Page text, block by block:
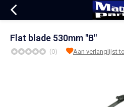
Flat blade 530mm "B"
(0) Aan verlanglijst